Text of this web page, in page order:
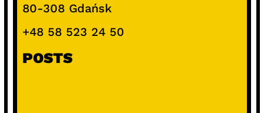
80-308 Gdańsk
+48 58 523 24 50
POSTS